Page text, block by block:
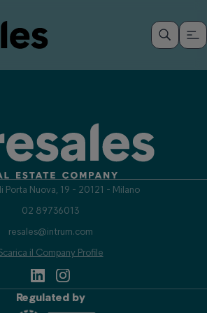
Porta Nuova, 19 - 20121 - Milano
02 89736013
resales@intrum.com
il Company Profile
Regulated by